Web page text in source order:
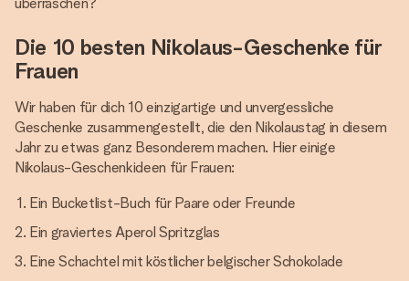
Die 10 besten Nikolaus-Geschenke für
Frauen
Wir haben für dich 10 einzigartige und unvergessliche
Geschenke zusammengestellt, die den Nikolaustag in diesem
Jahr zu etwas ganz Besonderem machen. Hier einige
Nikolaus-Geschenkideen für Frauen:
Ein Bucketlist-Buch für Paare oder Freunde
Ein graviertes Aperol Spritzglas
Eine Schachtel mit köstlicher belgischer Schokolade